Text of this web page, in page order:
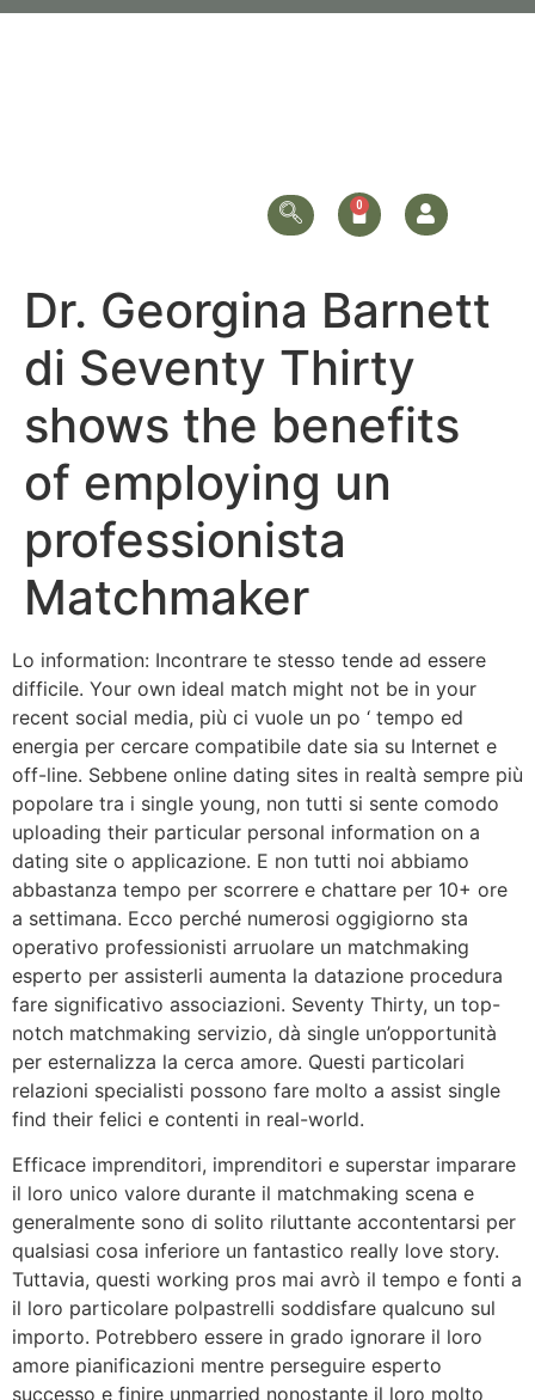
Dr. Georgina Barnett
di Seventy Thirty
shows the benefits
of employing un
professionista
Matchmaker
Lo information: Incontrare te stesso tende ad essere
difficile. Your own ideal match might not be in your
recent social media, più ci vuole un po ‘ tempo ed
energia per cercare compatibile date sia su Internet e
off-line. Sebbene online dating sites in realtà sempre più
popolare tra i single young, non tutti si sente comodo
uploading their particular personal information on a
dating site o applicazione. E non tutti noi abbiamo
abbastanza tempo per scorrere e chattare per 10+ ore
a settimana. Ecco perché numerosi oggigiorno sta
operativo professionisti arruolare un matchmaking
esperto per assisterli aumenta la datazione procedura
fare significativo associazioni. Seventy Thirty, un top-
notch matchmaking servizio, dà single un’opportunità
per esternalizza la cerca amore. Questi particolari
relazioni specialisti possono fare molto a assist single
find their felici e contenti in real-world.
Efficace imprenditori, imprenditori e superstar imparare
il loro unico valore durante il matchmaking scena e
generalmente sono di solito riluttante accontentarsi per
qualsiasi cosa inferiore un fantastico really love story.
Tuttavia, questi working pros mai avrò il tempo e fonti a
il loro particolare polpastrelli soddisfare qualcuno sul
importo. Potrebbero essere in grado ignorare il loro
amore pianificazioni mentre perseguire esperto
successo e finire unmarried nonostante il loro molto